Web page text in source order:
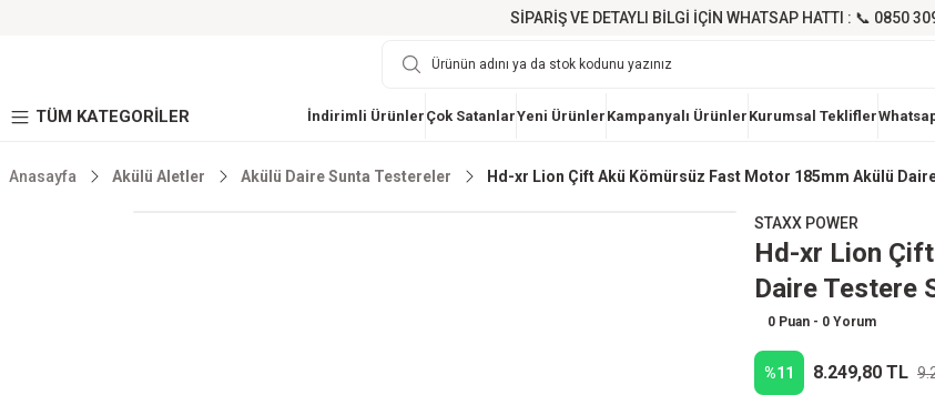
SİPARİŞ VE DETAYLI BİLGİ İÇİN WHATSAP HATTI : 📞 0850
TÜM KATEGORİLER İndirimli Ürünler Çok SatanlarYeni Ürünler Kampanyalı Ürünler Kurumsal Teklifler
Anasayfa Akülü Aletler Akülü Daire Sunta Testereler Hd-xr Lion Çift Akü Kömürsüz Fast Motor 185mm Akülü
STAXX POWER
Hd-xr Lion
Daire Testere
0 Puan - 0 Yorum
%11 8.249,80 TL